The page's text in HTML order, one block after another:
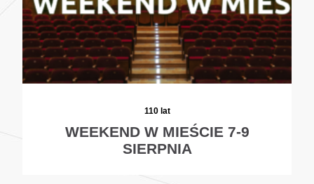
110 lat
WEEKEND W MIEŚCIE 7-9
SIERPNIA